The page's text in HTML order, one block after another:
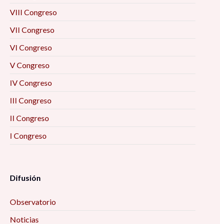
VIII Congreso
VII Congreso
VI Congreso
V Congreso
IV Congreso
III Congreso
II Congreso
I Congreso
Difusión
Observatorio
Noticias